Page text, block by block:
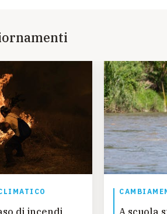
di incendi
A scuola